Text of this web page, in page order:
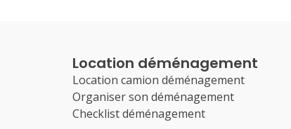
Location déménagement
Location camion déménagement
Organiser son déménagement
Checklist déménagement